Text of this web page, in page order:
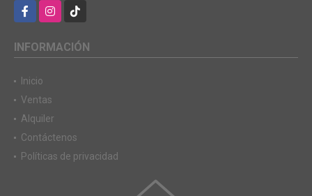
FacebookInstagramTikTok
INFORMACIÓN
Inicio
Ventas
Alquiler
Contáctenos
Políticas de privacidad